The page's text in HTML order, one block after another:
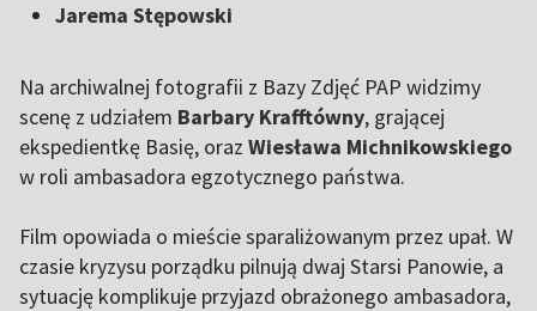
Jarema Stępowski
Na archiwalnej fotografii z Bazy Zdjęć PAP widzimy
scenę z udziałem Barbary Krafftówny, grającej
ekspedientkę Basię, oraz Wiesława Michnikowskiego
w roli ambasadora egzotycznego państwa.
Film opowiada o mieście sparaliżowanym przez upał. W
czasie kryzysu porządku pilnują dwaj Starsi Panowie, a
sytuację komplikuje przyjazd obrażonego ambasadora,